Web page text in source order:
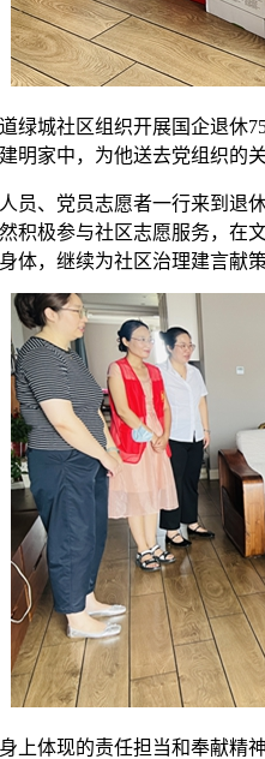
绿城社区组织开展国企退
家中，为他送去党组织的
员、党员志愿者一行来到退
积极参与社区志愿服务，
体，继续为社区治理建言献策
上体现的责任担当和奉献精